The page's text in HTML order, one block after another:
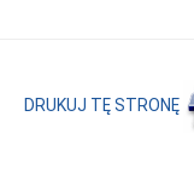
DRUKUJ TĘ STRONĘ